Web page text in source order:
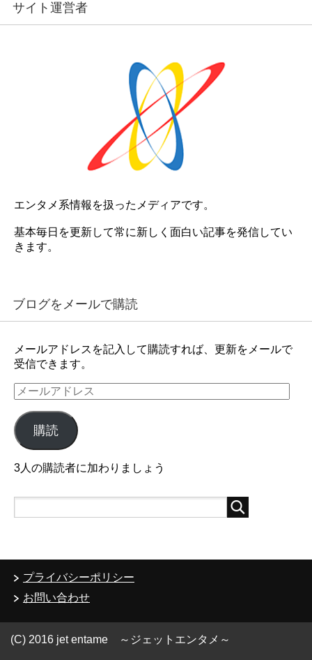
サイト運営者
エンタメ系情報を扱ったメディアです。
基本毎日を更新して常に新しく面白い記事を発信してい
きます。
ブログをメールで購読
メールアドレスを記入して購読すれば、更新をメールで
受信できます。
メ
ー
ル
ア
ド
レ
ス
購読
3人の購読者に加わりましょう
プライバシーポリシー
お問い合わせ
(C) 2016 jet entame ～ジェットエンタメ～